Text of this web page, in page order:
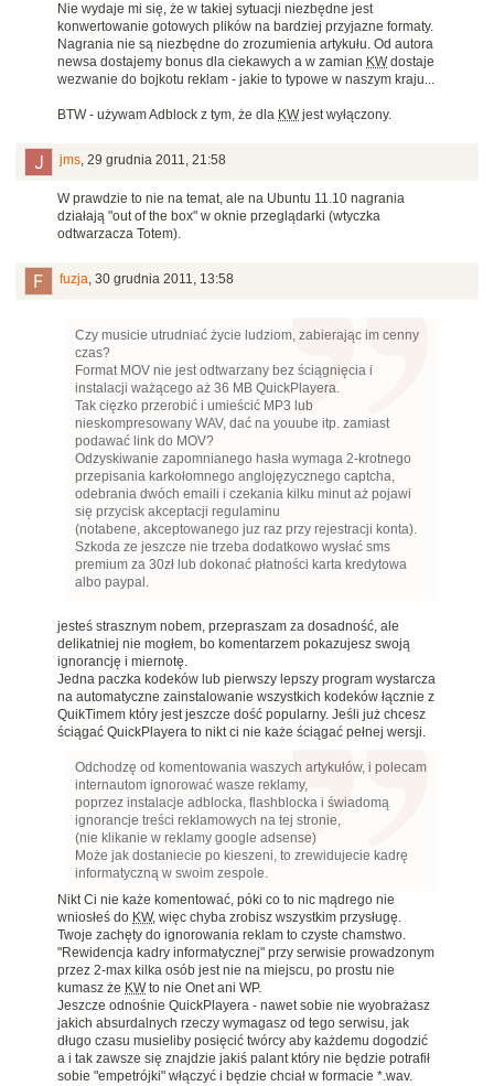
Nie wydaje mi się, że w takiej sytuacji niezbędne jest
konwertowanie gotowych plików na bardziej przyjazne formaty.
Nagrania nie są niezbędne do zrozumienia artykułu. Od autora
newsa dostajemy bonus dla ciekawych a w zamian KWdostaje
wezwanie do bojkotu reklam - jakie to typowe w naszym kraju...
BTW - używam Adblock z tym, że dla KWjest wyłączony.
jms, 29 grudnia 2011, 21:58
W prawdzie to nie na temat, ale na Ubuntu 11.10 nagrania
działają "out of the box" w oknie przeglądarki (wtyczka
odtwarzacza Totem).
fuzja, 30 grudnia 2011, 13:58
Czy musicie utrudniać życie ludziom, zabierając im cenny
czas?
Format MOV nie jest odtwarzany bez ściągnięcia i
instalacji ważącego aż 36 MB QuickPlayera.
Tak cięzko przerobić i umieścić MP3 lub
nieskompresowany WAV, dać na youube itp. zamiast
podawać link do MOV?
Odzyskiwanie zapomnianego hasła wymaga 2-krotnego
przepisania karkołomnego anglojęzycznego captcha,
odebrania dwóch emaili i czekania kilku minut aż pojawi
się przycisk akceptacji regulaminu
(notabene, akceptowanego juz raz przy rejestracji konta).
Szkoda ze jeszcze nie trzeba dodatkowo wysłać sms
premium za 30zł lub dokonać płatności karta kredytowa
albo paypal.
jesteś strasznym nobem, przepraszam za dosadność, ale
delikatniej nie mogłem, bo komentarzem pokazujesz swoją
ignorancję i miernotę.
Jedna paczka kodeków lub pierwszy lepszy program wystarcza
na automatyczne zainstalowanie wszystkich kodeków łącznie z
QuikTimem który jest jeszcze dość popularny. Jeśli już chcesz
ściągać QuickPlayera to nikt ci nie każe ściągać pełnej wersji.
Odchodzę od komentowania waszych artykułów, i polecam
internautom ignorować wasze reklamy,
poprzez instalacje adblocka, flashblocka i świadomą
ignorancje treści reklamowych na tej stronie,
(nie klikanie w reklamy google adsense)
Może jak dostaniecie po kieszeni, to zrewidujecie kadrę
informatyczną w swoim zespole.
Nikt Ci nie każe komentować, póki co to nic mądrego nie
wniosłeś do KW, więc chyba zrobisz wszystkim przysługę.
Twoje zachęty do ignorowania reklam to czyste chamstwo.
"Rewidencja kadry informatycznej" przy serwisie prowadzonym
przez 2-max kilka osób jest nie na miejscu, po prostu nie
kumasz że KWto nie Onet ani WP.
Jeszcze odnośnie QuickPlayera - nawet sobie nie wyobrażasz
jakich absurdalnych rzeczy wymagasz od tego serwisu, jak
długo czasu musieliby posięcić twórcy aby każdemu dogodzić
a i tak zawsze się znajdzie jakiś palant który nie będzie potrafił
sobie "empetrójki" włączyć i będzie chciał w formacie *.wav.